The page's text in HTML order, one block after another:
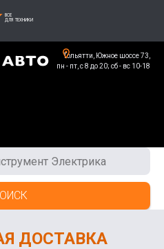
Тольятти, Южное шоссе 73,
пн - пт, с 8 до 20; сб - вс 10-18
ДОСТАВКА